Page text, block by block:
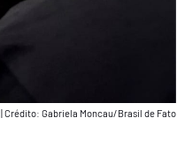
|Crédito: Gabriela Moncau/Brasil de Fato